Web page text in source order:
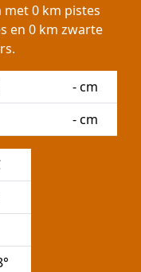
met 0 km pistes
en 0 km zwarte
- cm
- cm